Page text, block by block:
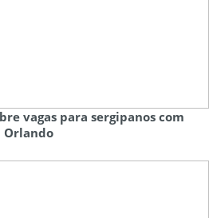
vagas para sergipanos com
Orlando